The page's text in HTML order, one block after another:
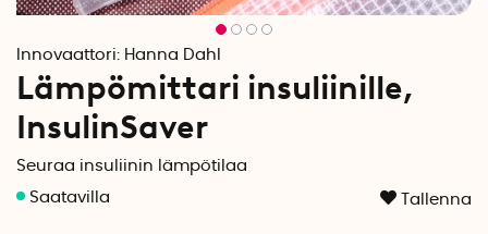
Innovaattori: Hanna Dahl
Lämpömittari insuliinille,
InsulinSaver
Seuraa insuliinin lämpötilaa
Tallenna